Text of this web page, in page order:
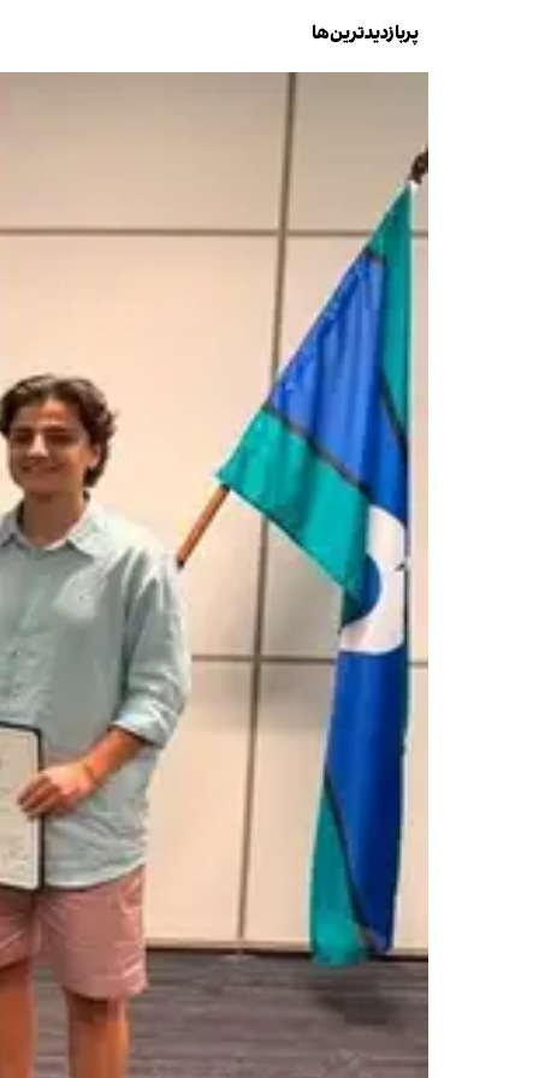
پربازدیدترین‌ها